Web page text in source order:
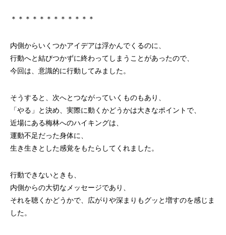
＊＊＊＊＊＊＊＊＊＊＊＊
内側からいくつかアイデアは浮かんでくるのに、
行動へと結びつかずに終わってしまうことがあったので、
今回は、意識的に行動してみました。
そうすると、次へとつながっていくものもあり、
「やる」と決め、実際に動くかどうかは大きなポイントで、
近場にある梅林へのハイキングは、
運動不足だった身体に、
生き生きとした感覚をもたらしてくれました。
行動できないときも、
内側からの大切なメッセージであり、
それを聴くかどうかで、広がりや深まりもグッと増すのを感じま
した。